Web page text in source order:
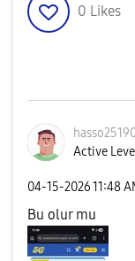
0 Likes
Active
‎04-15-202611:48
Bu olur mu